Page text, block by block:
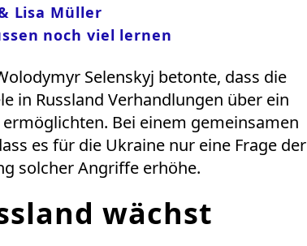
Lisa Müller
noch viel lernen
Selenskyj betonte, dass die
in Russland Verhandlungen über ein
Bei einem gemeinsamen
es für die Ukraine nur eine Frage der
solcher Angriffe erhöhe.
wächst